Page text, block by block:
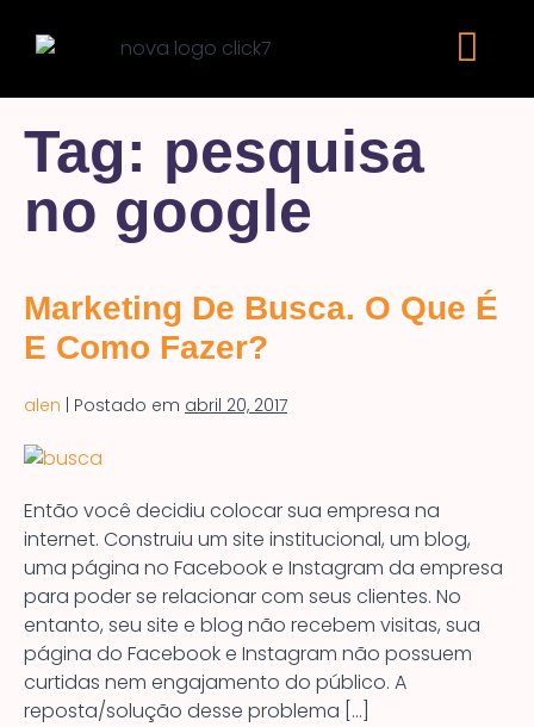
Tag: pesquisa
no google
Marketing De Busca. O Que É
E Como Fazer?
alen | Postado em abril 20, 2017
Então você decidiu colocar sua empresa na
internet. Construiu um site institucional, um blog,
uma página no Facebook e Instagram da empresa
para poder se relacionar com seus clientes. No
entanto, seu site e blog não recebem visitas, sua
página do Facebook e Instagram não possuem
curtidas nem engajamento do público. A
reposta/solução desse problema […]